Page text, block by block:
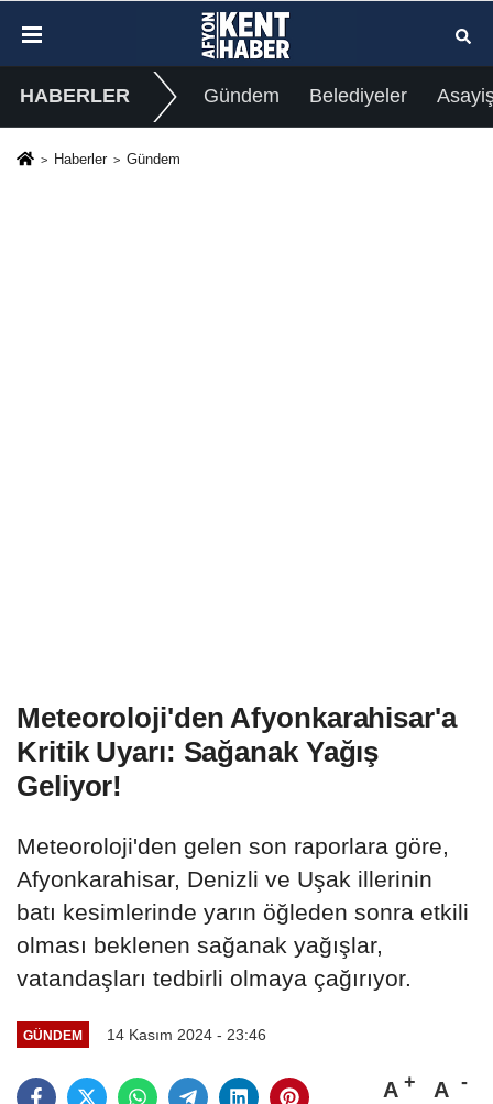
HABERLER Gündem Belediyeler
Haberler Gündem
Meteoroloji'den Afyonkarahisar'a
Kritik Uyarı: Sağanak Yağış
Geliyor!
Meteoroloji'den gelen son raporlara göre,
Afyonkarahisar, Denizli ve Uşak illerinin
batı kesimlerinde yarın öğleden sonra etkili
olması beklenen sağanak yağışlar,
vatandaşları tedbirli olmaya çağırıyor.
GÜNDEM 14 Kasım 2024 - 23:46
A A